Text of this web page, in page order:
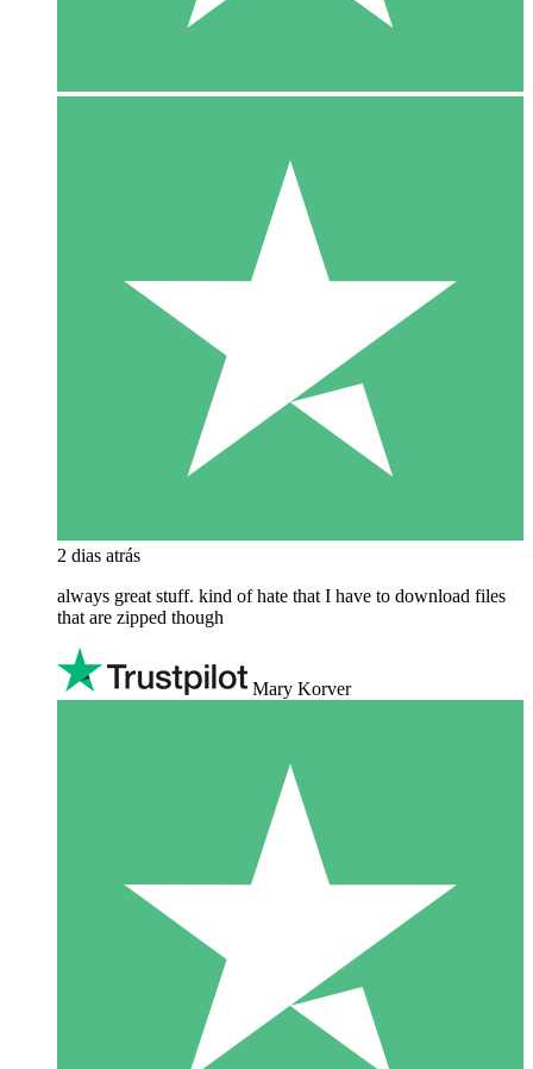
2 dias atrás
always great stuff. kind of hate that I have to download files
that are zipped though
Mary Korver